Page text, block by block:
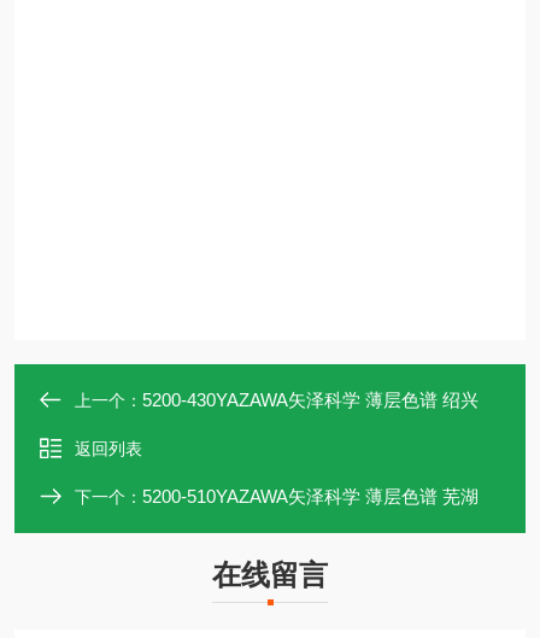
上一个： 5200-430YAZAWA矢泽科学 薄层色谱 绍兴
返回列表
下一个： 5200-510YAZAWA矢泽科学 薄层色谱 芜湖
在线留言